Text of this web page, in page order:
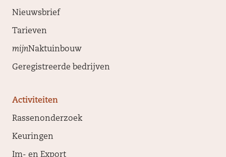
Nieuwsbrief
Tarieven
mijnNaktuinbouw
Geregistreerde bedrijven
Activiteiten
Rassenonderzoek
Keuringen
Im- en Export